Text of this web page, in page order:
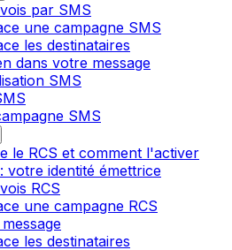
par SMS
une campagne SMS
les destinataires
dans votre message
SMS
SMS
le RCS et comment l'activer
votre identité émettrice
RCS
une campagne RCS
les destinataires